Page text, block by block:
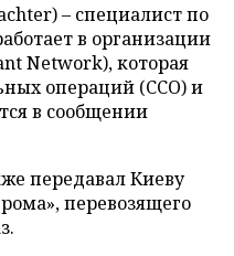
– специалист по
в организации
Network), которая
операций (ССО) и
в сообщении
передавал Киеву
перевозящего